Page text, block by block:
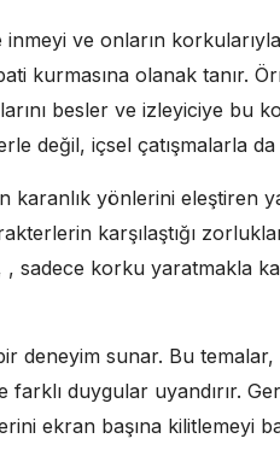
ve onların korkularıyla
kurmasına olanak tanır.
besler ve izleyiciye bu
değil, içsel çatışmalarla
karanlık yönlerini eleştiren
karşılaştığı
sadece korku yaratmakla
deneyim sunar. Bu
duygular uyandırır.
ekran başına kilitlemeyi